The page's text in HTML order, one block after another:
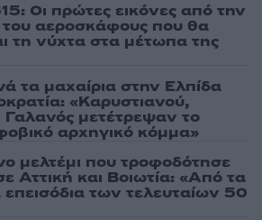
Οι πρώτες εικόνες από την
αεροσκάφους που θα
τη νύχτα στα μέτωπα της
τα μαχαίρια στην Ελπίδα
«Καρυστιανού,
Γαλανός μετέτρεψαν το
αρχηγικό κόμμα»
μελτέμι που τροφοδότησε
Αττική και Βοιωτία: «Από τα
επεισόδια των τελευταίων 50